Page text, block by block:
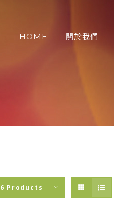
結
HOME 關於我們
6 Products